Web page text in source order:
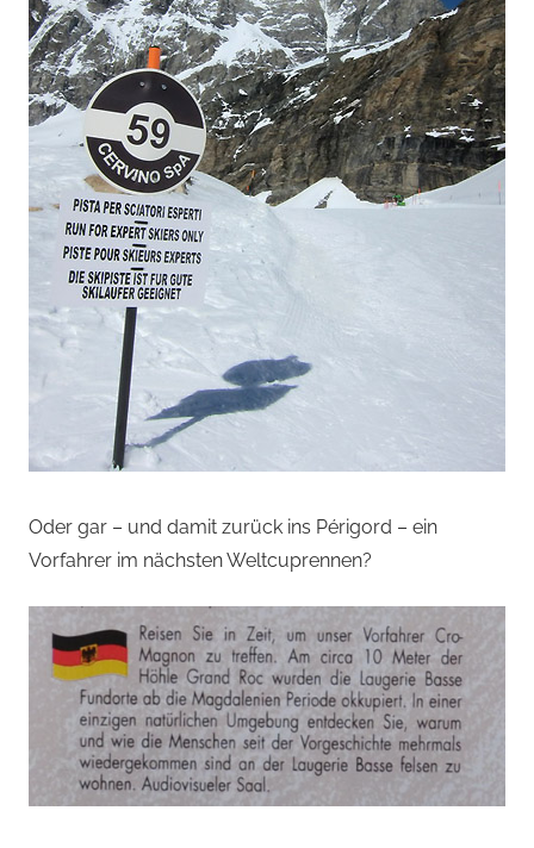
Oder gar – und damit zurück ins Périgord – ein
Vorfahrer im nächsten Weltcuprennen?